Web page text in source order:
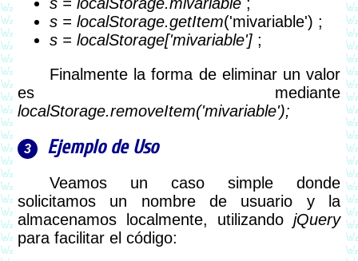
s = localStorage.getItem('mivariable') ;
s = localStorage['mivariable'] ;
Finalmente la forma de eliminar un valor
es mediante
localStorage.removeItem('mivariable');
Ejemplo de Uso
Veamos un caso simple donde
solicitamos un nombre de usuario y la
almacenamos localmente, utilizando jQuery
para facilitar el código: